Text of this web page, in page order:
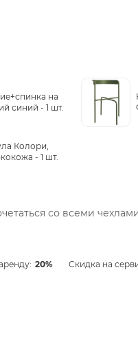
на
синий - 1 шт.
Колори,
- 1 шт.
со всеми
20% Скидка на